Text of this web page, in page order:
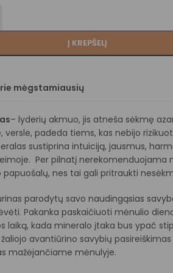
Į KREPŠELĮ
mėgstamiausių
– lyderių akmuo, jis atneša sėkmę
versle, padeda tiems, kas nebijo
sustiprina intuiciją, jausmus,
Per pilnatį nerekomenduojama
nes tai gali pritraukti
parodytų savo naudingąsias
Pakanka paskaičiuoti mėnulio
laiką, kada mineralo įtaka bus ypač
žaliojo avantiūrino savybių pasireiškimas
mažėjančiame mėnulyje.